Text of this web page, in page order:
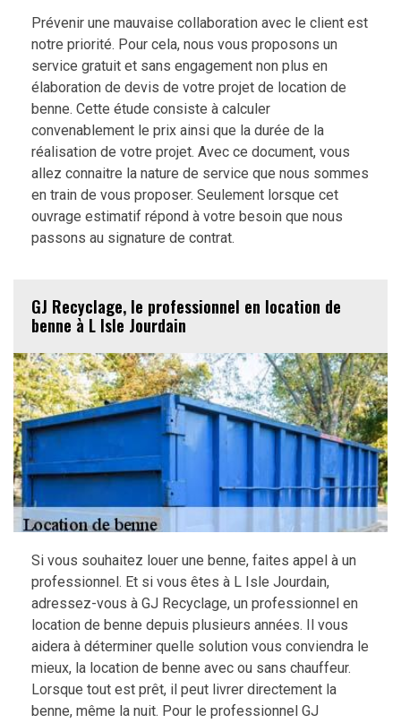
Prévenir une mauvaise collaboration avec le client est
notre priorité. Pour cela, nous vous proposons un
service gratuit et sans engagement non plus en
élaboration de devis de votre projet de location de
benne. Cette étude consiste à calculer
convenablement le prix ainsi que la durée de la
réalisation de votre projet. Avec ce document, vous
allez connaitre la nature de service que nous sommes
en train de vous proposer. Seulement lorsque cet
ouvrage estimatif répond à votre besoin que nous
passons au signature de contrat.
GJ Recyclage, le professionnel en location de
benne à L Isle Jourdain
Si vous souhaitez louer une benne, faites appel à un
professionnel. Et si vous êtes à L Isle Jourdain,
adressez-vous à GJ Recyclage, un professionnel en
location de benne depuis plusieurs années. Il vous
aidera à déterminer quelle solution vous conviendra le
mieux, la location de benne avec ou sans chauffeur.
Lorsque tout est prêt, il peut livrer directement la
benne, même la nuit. Pour le professionnel GJ